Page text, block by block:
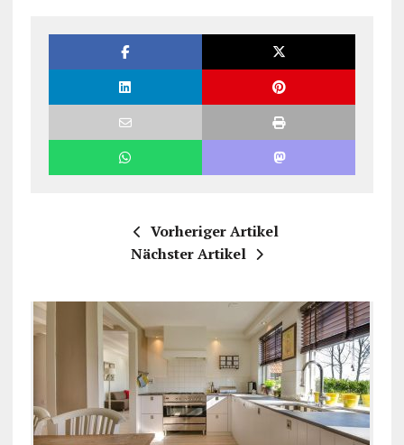
Vorheriger Artikel
Nächster Artikel